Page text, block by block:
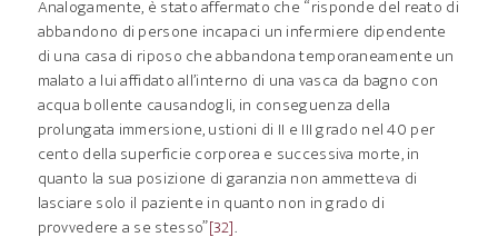
Analogamente, è stato affermato che “risponde del reato di
abbandono di persone incapaci un infermiere dipendente
di una casa di riposo che abbandona temporaneamente un
malato a lui affidato all’interno di una vasca da bagno con
acqua bollente causandogli, in conseguenza della
prolungata immersione, ustioni di II e III grado nel 40 per
cento della superficie corporea e successiva morte, in
quanto la sua posizione di garanzia non ammetteva di
lasciare solo il paziente in quanto non in grado di
provvedere a se stesso”[32].